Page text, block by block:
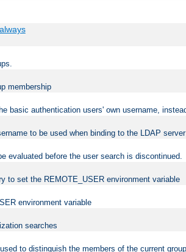
membership
basic authentication users' own username,
to be used when binding to the LDAP
evaluated before the user search is discontinued.
to set the REMOTE_USER environment variable
environment variable
searches
to distinguish the members of the current